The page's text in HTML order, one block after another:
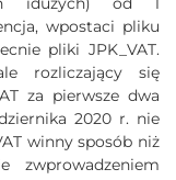
wpostaci pliku
pliki JPK_VAT.
rozliczający się
za pierwsze dwa
2020 r. nie
winny sposób niż
zwprowadzeniem